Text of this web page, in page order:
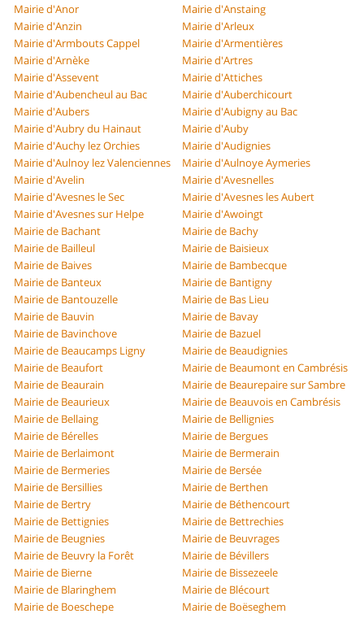
Mairie d'Anor
Mairie d'Anstaing
Mairie d'Anzin
Mairie d'Arleux
Mairie d'Armbouts Cappel
Mairie d'Armentières
Mairie d'Arnèke
Mairie d'Artres
Mairie d'Assevent
Mairie d'Attiches
Mairie d'Aubencheul au Bac
Mairie d'Auberchicourt
Mairie d'Aubers
Mairie d'Aubigny au Bac
Mairie d'Aubry du Hainaut
Mairie d'Auby
Mairie d'Auchy lez Orchies
Mairie d'Audignies
Mairie d'Aulnoy lez Valenciennes
Mairie d'Aulnoye Aymeries
Mairie d'Avelin
Mairie d'Avesnelles
Mairie d'Avesnes le Sec
Mairie d'Avesnes les Aubert
Mairie d'Avesnes sur Helpe
Mairie d'Awoingt
Mairie de Bachant
Mairie de Bachy
Mairie de Bailleul
Mairie de Baisieux
Mairie de Baives
Mairie de Bambecque
Mairie de Banteux
Mairie de Bantigny
Mairie de Bantouzelle
Mairie de Bas Lieu
Mairie de Bauvin
Mairie de Bavay
Mairie de Bavinchove
Mairie de Bazuel
Mairie de Beaucamps Ligny
Mairie de Beaudignies
Mairie de Beaufort
Mairie de Beaumont en Cambrésis
Mairie de Beaurain
Mairie de Beaurepaire sur Sambre
Mairie de Beaurieux
Mairie de Beauvois en Cambrésis
Mairie de Bellaing
Mairie de Bellignies
Mairie de Bérelles
Mairie de Bergues
Mairie de Berlaimont
Mairie de Bermerain
Mairie de Bermeries
Mairie de Bersée
Mairie de Bersillies
Mairie de Berthen
Mairie de Bertry
Mairie de Béthencourt
Mairie de Bettignies
Mairie de Bettrechies
Mairie de Beugnies
Mairie de Beuvrages
Mairie de Beuvry la Forêt
Mairie de Bévillers
Mairie de Bierne
Mairie de Bissezeele
Mairie de Blaringhem
Mairie de Blécourt
Mairie de Boeschepe
Mairie de Boëseghem